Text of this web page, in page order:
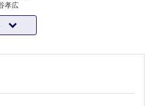
孝広
－Circulating tumor DNA を中心に 西尾和
によるliquid biopsy とプレシジョンメディ
の検出方法 田畑美幸・宮原裕二
小濱一作・他